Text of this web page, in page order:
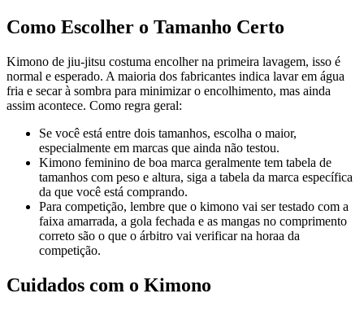
Como Escolher o Tamanho Certo
Kimono de jiu-jitsu costuma encolher na primeira lavagem, isso é
normal e esperado. A maioria dos fabricantes indica lavar em água
fria e secar à sombra para minimizar o encolhimento, mas ainda
assim acontece. Como regra geral:
Se você está entre dois tamanhos, escolha o maior,
especialmente em marcas que ainda não testou.
Kimono feminino de boa marca geralmente tem tabela de
tamanhos com peso e altura, siga a tabela da marca específica
da que você está comprando.
Para competição, lembre que o kimono vai ser testado com a
faixa amarrada, a gola fechada e as mangas no comprimento
correto são o que o árbitro vai verificar na horaa da
competição.
Cuidados com o Kimono